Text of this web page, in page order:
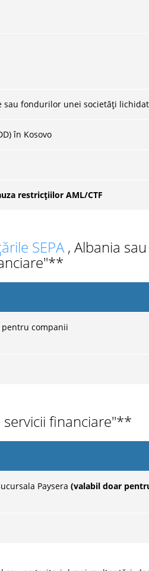
fondurilor unei societăți
în Kosovo
restricțiilor AML/CTF
SEPA, Albania
pentru companii
financiare"**
Paysera (valabil doar